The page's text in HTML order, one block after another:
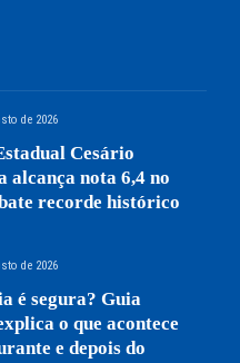
de 2026
Cesário
alcança nota 6,4 no
recorde histórico
de 2026
é segura? Guia
o que acontece
e depois do